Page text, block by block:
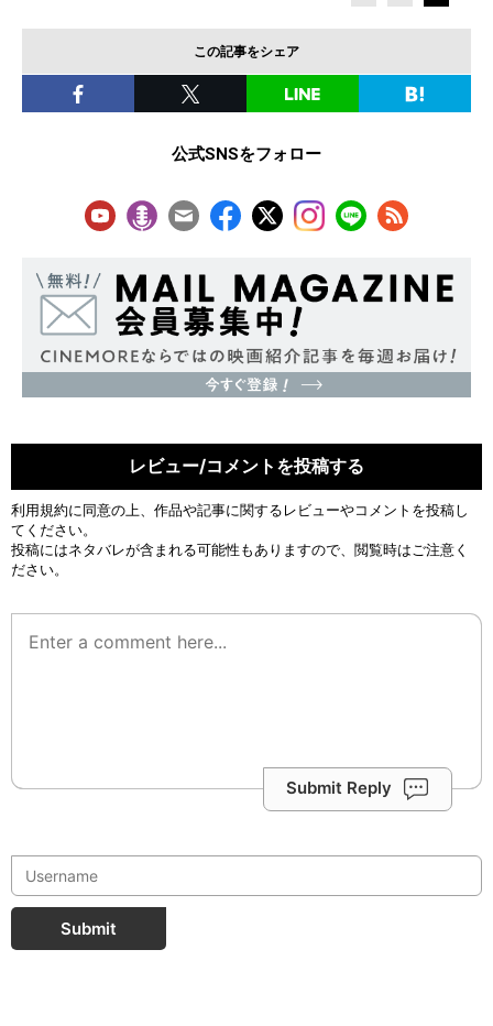
この記事をシェア
公式SNSをフォロー
レビュー/コメントを投稿する
利用規約に同意の上、作品や記事に関するレビューやコメントを投稿し
てください。
投稿にはネタバレが含まれる可能性もありますので、閲覧時はご注意く
ださい。
Submit Reply
Submit